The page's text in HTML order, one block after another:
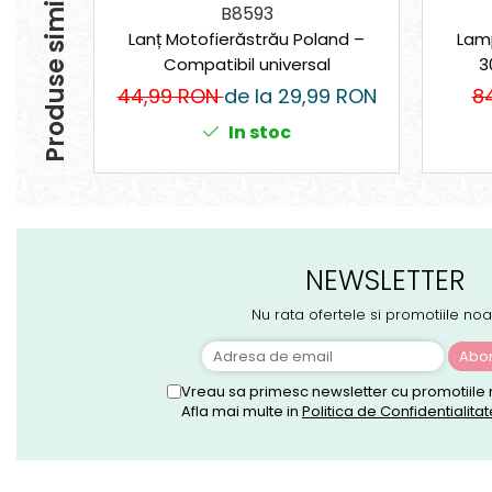
Tirbușoane și deschizătoare de
sticle
Trafalet
Trimmere
Trusă tubulare
Unelte pentru grădină
Produse similare
B8593
Lanț Motofierăstrău Poland –
Compatibil universal
44,99 RONde la 29,99 RON
In stoc
NEWSLETTER
Nu rata ofertele si promotiile
Vreau sa primesc newsletter cu promotiile
Afla mai multe in Politica de